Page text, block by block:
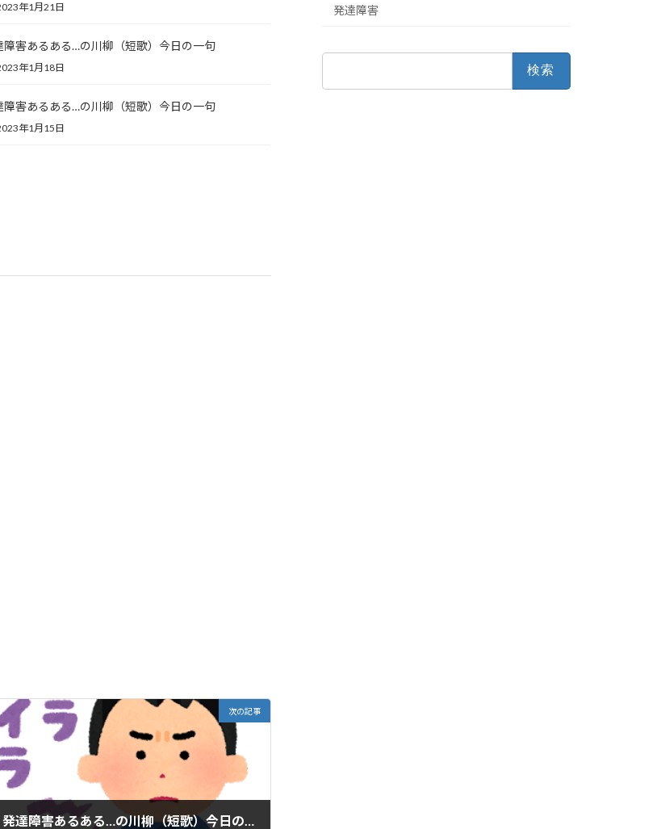
年1月21日
障害あるある…の川柳（短歌）今日の一句
年1月18日
障害あるある…の川柳（短歌）今日の一句
年1月15日
次の記事
発達障害あるある…の川柳（短歌）今日の一句
発達障害